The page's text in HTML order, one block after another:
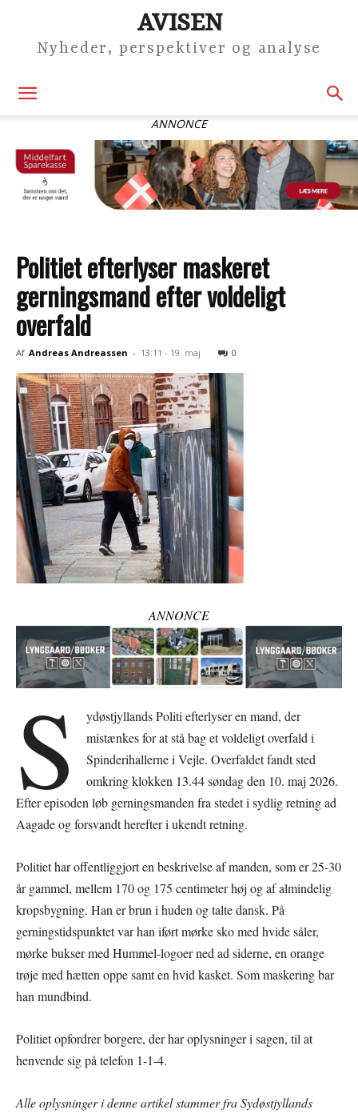
AVISEN
Nyheder, perspektiver og analyse
ANNONCE
Politiet efterlyser maskeret
gerningsmand efter voldeligt
overfald
Af Andreas Andreassen - 13:11 - 19. maj 0
ANNONCE
S
ydøstjyllands Politi efterlyser en mand, der
mistænkes for at stå bag et voldeligt overfald i
Spinderihallerne i Vejle. Overfaldet fandt sted
omkring klokken 13.44 søndag den 10. maj 2026.
Efter episoden løb gerningsmanden fra stedet i sydlig retning ad
Aagade og forsvandt herefter i ukendt retning.
Politiet har offentliggjort en beskrivelse af manden, som er 25-30
år gammel, mellem 170 og 175 centimeter høj og af almindelig
kropsbygning. Han er brun i huden og talte dansk. På
gerningstidspunktet var han iført mørke sko med hvide såler,
mørke bukser med Hummel-logoer ned ad siderne, en orange
trøje med hætten oppe samt en hvid kasket. Som maskering bar
han mundbind.
Politiet opfordrer borgere, der har oplysninger i sagen, til at
henvende sig på telefon 1-1-4.
Alle oplysninger i denne artikel stammer fra Sydøstjyllands